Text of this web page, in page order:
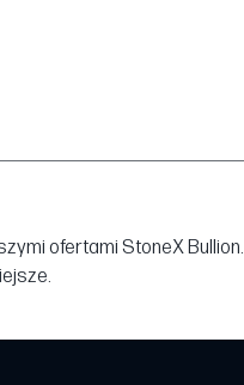
ofertami StoneX Bullion.